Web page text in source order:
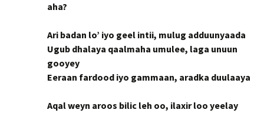
aha?
Ari badan lo’ iyo geel intii, mulug adduunyaada
Ugub dhalaya qaalmaha umulee, laga unuun
gooyey
Eeraan fardood iyo gammaan, aradka duulaaya
Aqal weyn aroos bilic leh oo, ilaxir loo yeelay